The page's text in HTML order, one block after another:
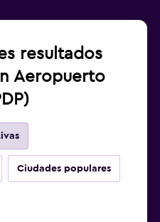
resultados
Aeropuerto
Ciudades populares